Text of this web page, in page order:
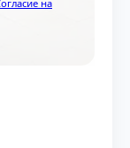
на